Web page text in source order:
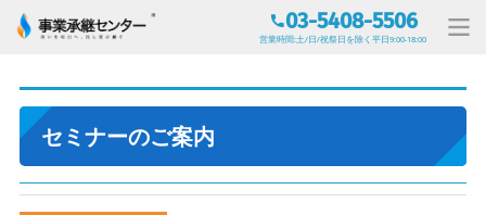
03-5408-5506
営業時間:土/日/祝祭日を除く平日9:00-18:00
セミナーのご案内